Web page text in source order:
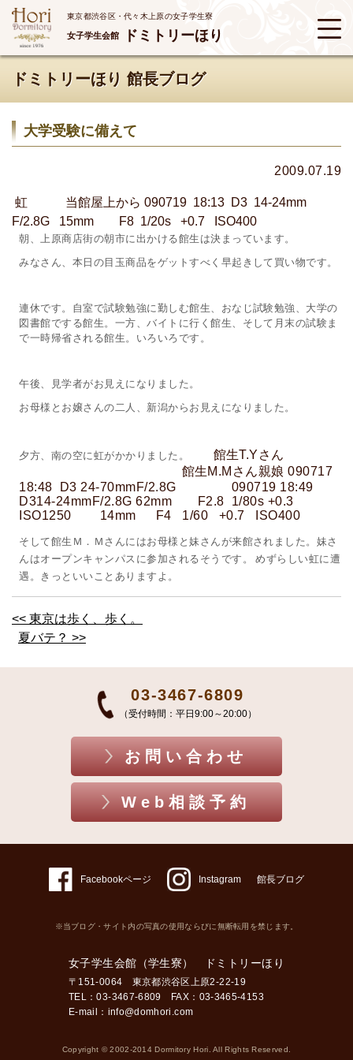
東京都渋谷区・代々木上原の女子学生寮
女子学生会館 ドミトリーほり
ドミトリーほり 館長ブログ
大学受験に備えて
2009.07.19
虹 当館屋上から 090719 18:13 D3 14-24mm
F/2.8G 15mm F8 1/20s +0.7 ISO400
朝、上原商店街の朝市に出かける館生は決まっています。
みなさん、本日の目玉商品をゲットすべく早起きして買い物です。
連休です。自室で試験勉強に勤しむ館生、おなじ試験勉強、大学の
図書館でする館生。一方、バイトに行く館生、そして月末の試験ま
で一時帰省される館生。いろいろです。
午後、見学者がお見えになりました。
お母様とお嬢さんの二人、新潟からお見えになりました。
夕方、南の空に虹がかかりました。
館生T.Yさん
館生M.Mさん親娘 090717
18:48 D3 24-70mmF/2.8G 090719 18:49
D314-24mmF/2.8G 62mm F2.8 1/80s +0.3
ISO1250 14mm F4 1/60 +0.7 ISO400
そして館生Ｍ．Ｍさんにはお母様と妹さんが来館されました。妹さ
んはオープンキャンパスに参加されるそうです。 めずらしい虹に遭
遇。きっといいことありますよ。
<< 東京は歩く、歩く。
夏バテ？ >>
03-3467-6809
（受付時間：平日9:00～20:00）
お問い合わせ
Web相談予約
Facebookページ Instagram 館長ブログ
※当ブログ・サイト内の写真の使用ならびに無断転用を禁じます。
女子学生会館（学生寮） ドミトリーほり
〒151-0064 東京都渋谷区上原2-22-19
TEL：03-3467-6809 FAX：03-3465-4153
E-mail： info@domhori.com
Copyright © 2002-2014 Dormitory Hori. All Rights Reserved.